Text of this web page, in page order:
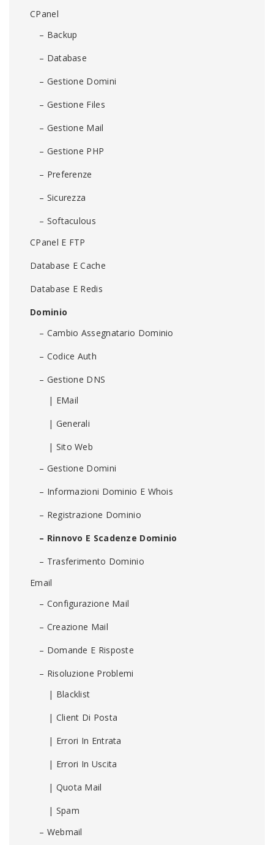
CPanel
– Backup
– Database
– Gestione Domini
– Gestione Files
– Gestione Mail
– Gestione PHP
– Preferenze
– Sicurezza
– Softaculous
CPanel E FTP
Database E Cache
Database E Redis
Dominio
– Cambio Assegnatario Dominio
– Codice Auth
– Gestione DNS
| EMail
| Generali
| Sito Web
– Gestione Domini
– Informazioni Dominio E Whois
– Registrazione Dominio
– Rinnovo E Scadenze Dominio
– Trasferimento Dominio
Email
– Configurazione Mail
– Creazione Mail
– Domande E Risposte
– Risoluzione Problemi
| Blacklist
| Client Di Posta
| Errori In Entrata
| Errori In Uscita
| Quota Mail
| Spam
– Webmail